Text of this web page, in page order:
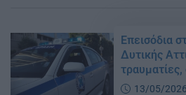
Επεισόδια
Δυτικής
13/05/